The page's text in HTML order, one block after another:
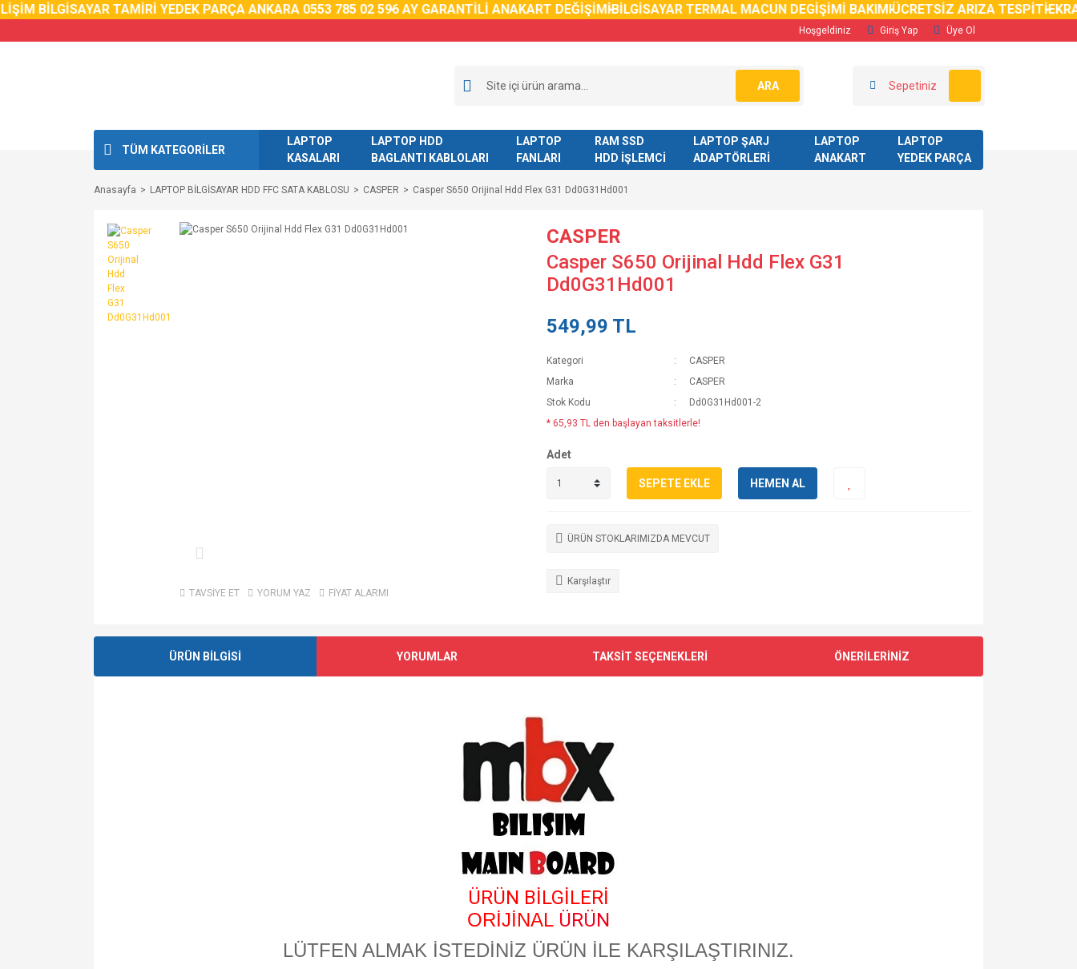
BİLGİSAYAR TAMİRİ YEDEK PARÇA ANKARA 0553 785 02 596 AY GARANTİLİ ANAKART DEĞİŞİMİBİLGİSAYAR TERMAL MACUN DEGİŞİMİ BAKIMIÜCRETSİZ ARIZA TESPİTİ
Hoşgeldiniz Giriş Yap Üye Ol
ARA Sepetiniz
TÜM KATEGORİLER
LAPTOP
KASALARI
LAPTOP HDD
BAGLANTI KABLOLARI
LAPTOP
FANLARI
RAM SSD
HDD İŞLEMCİ
LAPTOP ŞARJ
ADAPTÖRLERİ
LAPTOP
ANAKART
LAPTOP
YEDEK PARÇA
Anasayfa LAPTOP BİLGİSAYAR HDD FFC SATA KABLOSU CASPER Casper S650 Orijinal Hdd Flex G31 Dd0G31Hd001
TAVSİYE ET YORUM YAZ FİYAT ALARMI
CASPER
Casper S650 Orijinal Hdd Flex G31
Dd0G31Hd001
549,99 TL
Kategori
CASPER
Marka
CASPER
Stok Kodu
Dd0G31Hd001-2
* 65,93 TL den başlayan taksitlerle!
Adet
SEPETE EKLE HEMEN AL
ÜRÜN STOKLARIMIZDA MEVCUT
Karşılaştır
ÜRÜN BİLGİSİ YORUMLAR TAKSİT SEÇENEKLERİ ÖNERİLERİNİZ
ÜRÜN BİLGİLERİ
ORİJİNAL ÜRÜN
LÜTFEN ALMAK İSTEDİNİZ ÜRÜN İLE KARŞILAŞTIRINIZ.